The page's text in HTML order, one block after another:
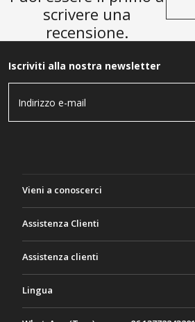
scrivere una
recensione.
Iscriviti alla nostra newsletter
Vieni a conoscerci
Termini e Condizioni
Assistenza Clienti
Contattaci
Assistenza clienti
Lingua